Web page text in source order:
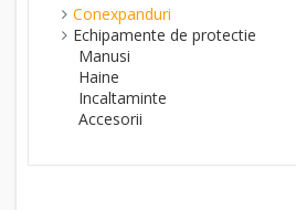
Conexpanduri
Echipamente de protectie
Manusi
Haine
Incaltaminte
Accesorii